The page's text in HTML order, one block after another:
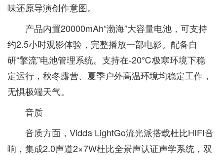
味还原导演创作意图。
产品内置20000mAh“渤海”大容量电池，可支持
约2.5小时观影体验，完整播放一部电影。配备自
研“擎流”电池管理系统。支持在-20℃极寒环境下稳
定运行，秋冬露营、夏季户外高温环境均稳定工作，
无惧极端天气。
音质
音质方面，Vidda LightGo流光派搭载杜比HIFI音
响，集成2.0声道2×7W杜比全景声认证声学系统，双